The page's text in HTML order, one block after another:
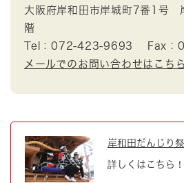
大阪府岸和田市岸城町7番1号
階
Tel：072-423-9693
Fax：
メールでのお問い合わせはこち
岸和田だんじり祭
詳しくはこちら！